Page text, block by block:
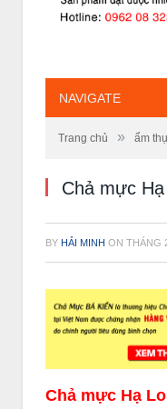
NAVIGATE
Trang chủ » ẩm
Chả mực
BY HẢI MINH ON THÁNG
Chả mực Hạ